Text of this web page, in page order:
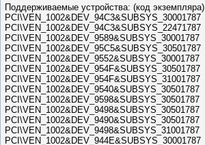
Поддерживаемые устройства: (код экземпляра)
PCI\VEN_1002&DEV_94C3&SUBSYS_30001787
PCI\VEN_1002&DEV_94C3&SUBSYS_22471787
PCI\VEN_1002&DEV_9589&SUBSYS_30001787
PCI\VEN_1002&DEV_95C5&SUBSYS_30501787
PCI\VEN_1002&DEV_9552&SUBSYS_30001787
PCI\VEN_1002&DEV_954F&SUBSYS_30501787
PCI\VEN_1002&DEV_954F&SUBSYS_31001787
PCI\VEN_1002&DEV_9540&SUBSYS_30501787
PCI\VEN_1002&DEV_9598&SUBSYS_30501787
PCI\VEN_1002&DEV_9498&SUBSYS_30501787
PCI\VEN_1002&DEV_9490&SUBSYS_30501787
PCI\VEN_1002&DEV_9498&SUBSYS_31001787
PCI\VEN_1002&DEV_944E&SUBSYS_30001787